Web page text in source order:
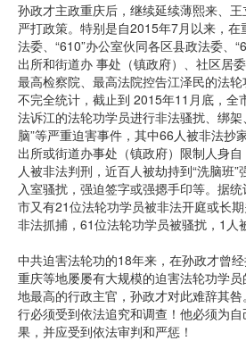
孙政才主政重庆后，继续延续薄熙来、
严打政策。特别是自2015年7月以来，
法委、“610”办公室伙同各区县政法委、
出所和街道办 事处（镇政府）、社区居
最高检察院、最高法院控告江泽民的法
不完全统计，截止到 2015年11月底，全
法诉江的法轮功学员进行非法骚扰、绑
脑”等严重迫害事件，其中66人被非法抄
出所或街道办事处（镇政府）限制人身
人被非法判刑，近百人被劫持到“洗脑班”
入室骚扰，强迫签字或强摁手印等。据
市又有21位法轮功学员被非法开庭或长
非法抓捕，61位法轮功学员被骚扰，1人
中共迫害法轮功的18年来，在孙政才曾经
重庆等地屡屡有大规模的迫害法轮功学
地最高的行政主官，孙政才对此难辞其
行必须受到依法追究和调查！他必须为
果，并应受到依法审判和严惩！